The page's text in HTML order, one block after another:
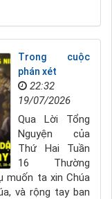
Trong cuộc
phán xét
22:32
19/07/2026
Qua Lời Tổng
Nguyện của
Thứ Hai Tuần
16 Thường
muốn ta xin Chúa
và rộng tay ban